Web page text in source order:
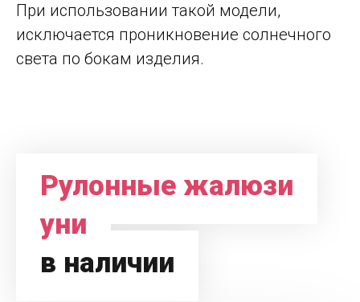
При использовании такой модели,
исключается проникновение солнечного
света по бокам изделия.
Рулонные жалюзи
уни
в наличии